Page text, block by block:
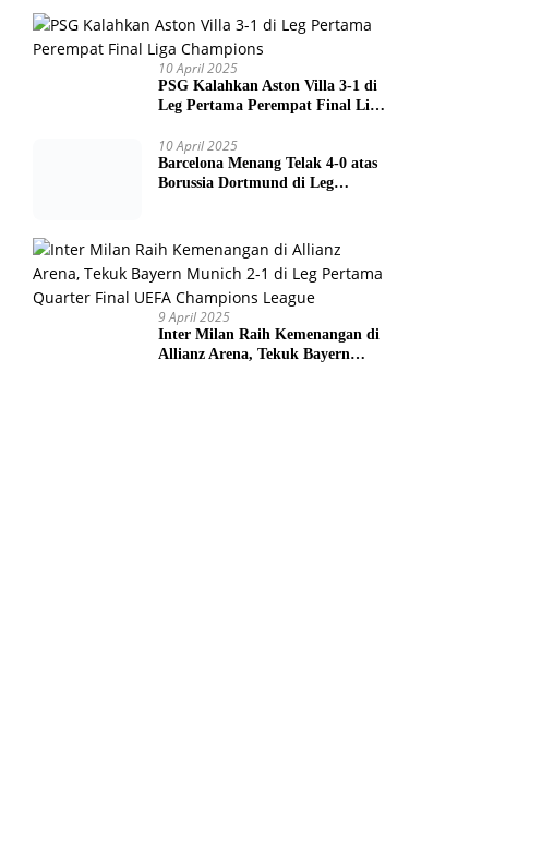
10 April 2025
Barcelona Menang Telak 4-0 atas
Borussia Dortmund di Leg
Pertama Liga Champions
9 April 2025
Munich 2-1 di Leg Pertama
Quarter Final UEFA Champions
League